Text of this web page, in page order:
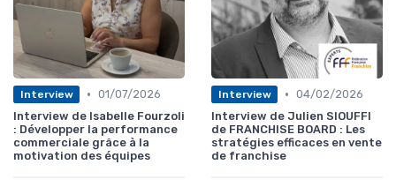
Interview • 01/07/2026
Interview de Isabelle Fourzoli
: Développer la performance
commerciale grâce à la
motivation des équipes
Interview • 04/02/2026
Interview de Julien SIOUFFI
de FRANCHISE BOARD : Les
stratégies efficaces en vente
de franchise